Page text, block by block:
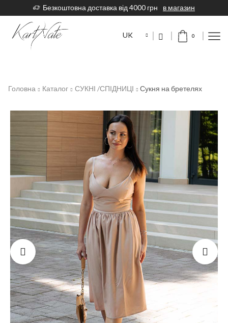
Безкоштовна доставка від 4000 грн в магазин
UK 0
Головна Каталог СУКНІ /СПІДНИЦІ Сукня на бретелях